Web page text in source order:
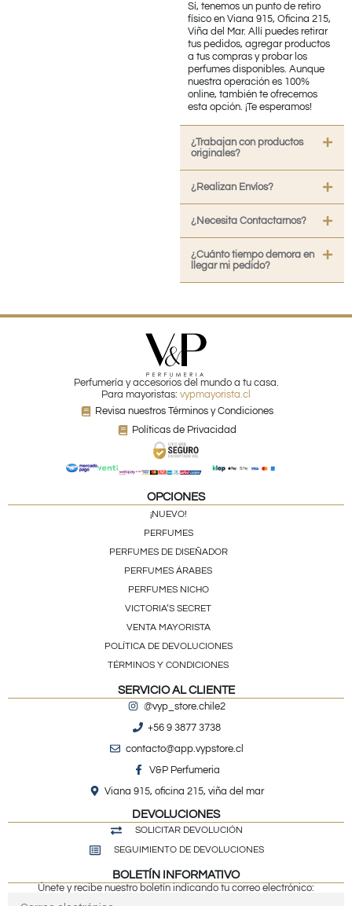
Sí, tenemos un punto de retiro
físico en Viana 915, Oficina 215,
Viña del Mar. Allí puedes retirar
tus pedidos, agregar productos
a tus compras y probar los
perfumes disponibles. Aunque
nuestra operación es 100%
online, también te ofrecemos
esta opción. ¡Te esperamos!
¿Trabajan con productos
originales?
¿Realizan Envíos?
¿Necesita Contactarnos?
¿Cuánto tiempo demora en
llegar mi pedido?
Perfumería y accesorios del mundo a tu casa.
Para mayoristas: vypmayorista.cl
Revisa nuestros Términos y Condiciones
Políticas de Privacidad
OPCIONES
¡NUEVO!
PERFUMES
PERFUMES DE DISEÑADOR
PERFUMES ÁRABES
PERFUMES NICHO
VICTORIA’S SECRET
VENTA MAYORISTA
POLÍTICA DE DEVOLUCIONES
TÉRMINOS Y CONDICIONES
SERVICIO AL CLIENTE
@vyp_store.chile2
+56 9 3877 3738
contacto@app.vypstore.cl
V&P Perfumeria
Viana 915, oficina 215, viña del mar
DEVOLUCIONES
SOLICITAR DEVOLUCIÓN
SEGUIMIENTO DE DEVOLUCIONES
BOLETÍN INFORMATIVO
Únete y recibe nuestro boletín indicando tu correo electrónico: